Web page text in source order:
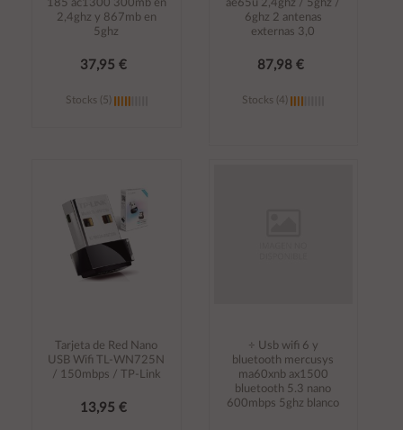
185 ac1300 300mb en
2,4ghz y 867mb en
5ghz
37,95 €
Stocks (5)
ae65u 2,4ghz / 5ghz /
6ghz 2 antenas
externas 3,0
87,98 €
Stocks (4)
Tarjeta de Red Nano
USB Wifi TL-WN725N
/ 150mbps / TP-Link
13,95 €
÷ Usb wifi 6 y
bluetooth mercusys
ma60xnb ax1500
bluetooth 5.3 nano
600mbps 5ghz blanco